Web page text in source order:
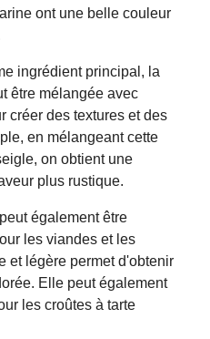
ont une belle couleur
ingrédient principal, la
être mélangée avec
créer des textures et des
en mélangeant cette
on obtient une
plus rustique.
également être
les viandes et les
et légère permet d'obtenir
Elle peut également
les croûtes à tarte